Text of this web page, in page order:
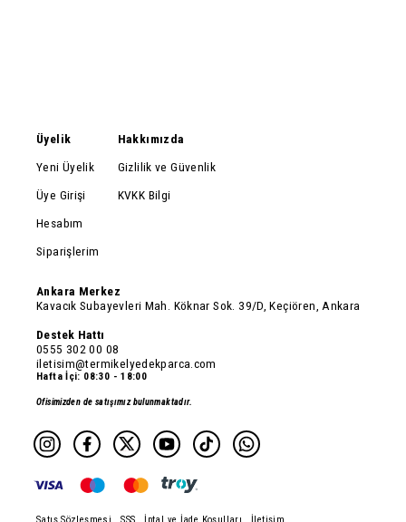
Üyelik
Yeni Üyelik
Üye Girişi
Hesabım
Siparişlerim
Hakkımızda
Gizlilik ve Güvenlik
KVKK Bilgi
Ankara Merkez
Kavacık Subayevleri Mah. Köknar Sok. 39/D, Keçiören, Ankara
Destek Hattı
0555 302 00 08
iletisim@termikelyedekparca.com
Hafta İçi: 08:30 - 18:00
Ofisimizden de satışımız bulunmaktadır.